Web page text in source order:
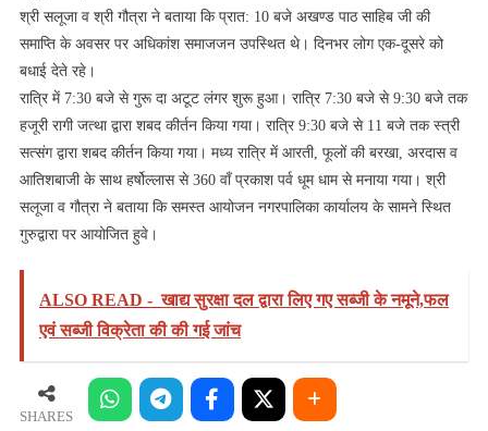
श्री सलूजा व श्री गौत्रा ने बताया कि प्रात: 10 बजे अखण्ड पाठ साहिब जी की
समाप्ति के अवसर पर अधिकांश समाजजन उपस्थित थे। दिनभर लोग एक-दूसरे को
बधाई देते रहे।
रात्रि में 7:30 बजे से गुरू दा अटूट लंगर शुरू हुआ। रात्रि 7:30 बजे से 9:30 बजे तक
हजूरी रागी जत्था द्वारा शबद कीर्तन किया गया। रात्रि 9:30 बजे से 11 बजे तक स्त्री
सत्संग द्वारा शबद कीर्तन किया गया। मध्य रात्रि में आरती, फूलों की बरखा, अरदास व
आतिशबाजी के साथ हर्षोल्लास से 360 वाँ प्रकाश पर्व धूम धाम से मनाया गया। श्री
सलूजा व गौत्रा ने बताया कि समस्त आयोजन नगरपालिका कार्यालय के सामने स्थित
गुरुद्वारा पर आयोजित हुवे।
ALSO READ - खाद्य सुरक्षा दल द्वारा लिए गए सब्जी के नमूने,फल
एवं सब्जी विक्रेता की की गई जांच
SHARES